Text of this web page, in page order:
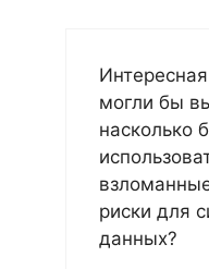
могли бы
насколько
риски для
данных?